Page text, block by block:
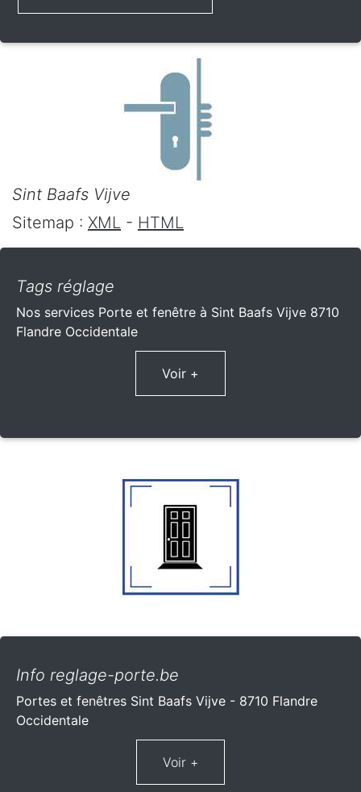
Sint Baafs Vijve
Sitemap : XML - HTML
Tags réglage
Nos services Porte et fenêtre à Sint Baafs Vijve 8710
Flandre Occidentale
Voir +
Info reglage-porte.be
Portes et fenêtres Sint Baafs Vijve - 8710 Flandre
Occidentale